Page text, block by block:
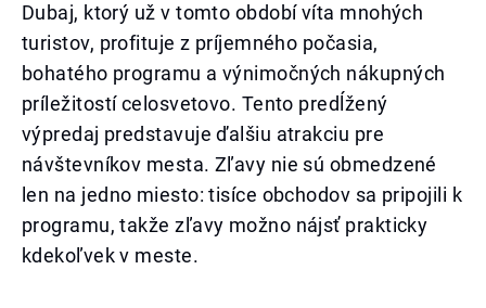
Dubaj, ktorý už v tomto období víta mnohých
turistov, profituje z príjemného počasia,
bohatého programu a výnimočných nákupných
príležitostí celosvetovo. Tento predĺžený
výpredaj predstavuje ďalšiu atrakciu pre
návštevníkov mesta. Zľavy nie sú obmedzené
len na jedno miesto: tisíce obchodov sa pripojili k
programu, takže zľavy možno nájsť prakticky
kdekoľvek v meste.